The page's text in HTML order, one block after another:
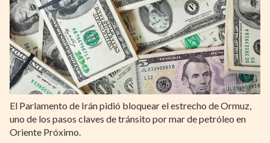
El Parlamento de Irán pidió bloquear el estrecho de Ormuz,
uno de los pasos claves de tránsito por mar de petróleo en
Oriente Próximo.